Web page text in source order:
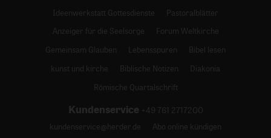
Ideenwerkstatt Gottesdienste
Pastoralblätter
Anzeiger für die Seelsorge
Forum Weltkirche
Gemeinsam Glauben
Lebensspuren
Bibel lesen
kunst und kirche
Biblische Notizen
Diakonia
Römische Quartalschrift
Kundenservice +49 761 2717200
kundenservice@herder.de
Abo online kündigen